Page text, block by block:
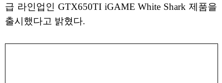
급 라인업인 GTX650TI iGAME White Shark 제품을
출시했다고 밝혔다.